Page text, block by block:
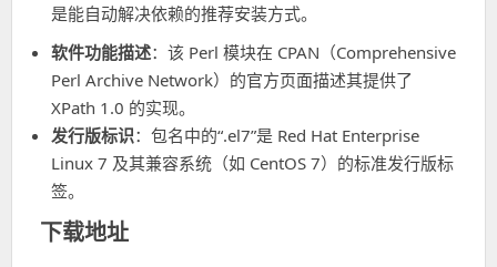
是能自动解决依赖的推荐安装方式。
软件功能描述：该 Perl 模块在 CPAN（Comprehensive
Perl Archive Network）的官方页面描述其提供了
XPath 1.0 的实现。
发行版标识：包名中的“.el7”是 Red Hat Enterprise
Linux 7 及其兼容系统（如 CentOS 7）的标准发行版标
签。
下载地址